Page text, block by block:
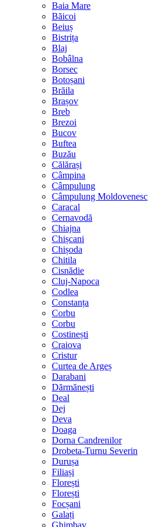
Baia Mare
Băicoi
Beiuș
Bistrița
Blaj
Bobâlna
Borsec
Botoșani
Brăila
Brașov
Breb
Brezoi
Bucov
Buftea
Buzău
Călărași
Câmpina
Câmpulung
Câmpulung Moldovenesc
Caracal
Cernavodă
Chiajna
Chișcani
Chișoda
Chitila
Cisnădie
Cluj-Napoca
Codlea
Constanța
Corbu
Corbu
Costinești
Craiova
Cristur
Curtea de Argeș
Darabani
Dărmănești
Deal
Dej
Deva
Doaga
Dorna Candrenilor
Drobeta-Turnu Severin
Durușa
Filiași
Florești
Florești
Focșani
Galați
Ghimbav